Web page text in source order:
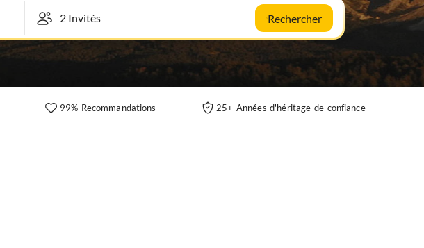
Rechercher
99% Recommandations 25+ Années d'héritage de confiance